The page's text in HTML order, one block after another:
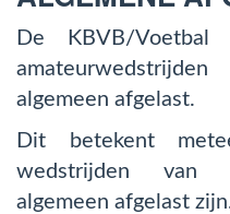
De KBVB/
algemeen afgelast.
Dit betekent
wedstrijden van
algemeen afgelast